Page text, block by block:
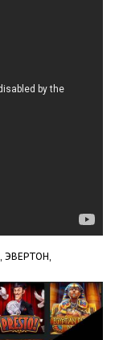
ЭВЕРТОН,